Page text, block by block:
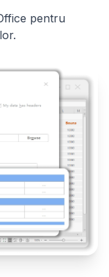
pentru